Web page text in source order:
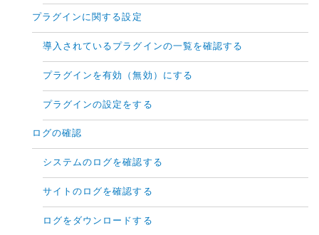
プラグインに関する設定
導入されているプラグインの一覧を確認する
プラグインを有効（無効）にする
プラグインの設定をする
ログの確認
システムのログを確認する
サイトのログを確認する
ログをダウンロードする